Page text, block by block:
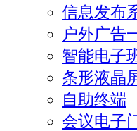
信息发布
户外广告
智能电子
条形液晶
自助终端
会议电子